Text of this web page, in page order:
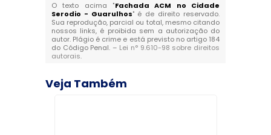
O texto acima "Fachada ACM no Cidade
Serodio - Guarulhos" é de direito reservado.
Sua reprodução, parcial ou total, mesmo citando
nossos links, é proibida sem a autorização do
autor. Plágio é crime e está previsto no artigo 184
do Código Penal. – Lei n° 9.610-98 sobre direitos
autorais.
Veja Também